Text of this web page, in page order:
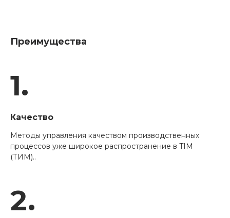
Преимущества
1.
Качество
Методы управления качеством производственных
процессов уже широкое распространение в TIM
(ТИМ)..
2.